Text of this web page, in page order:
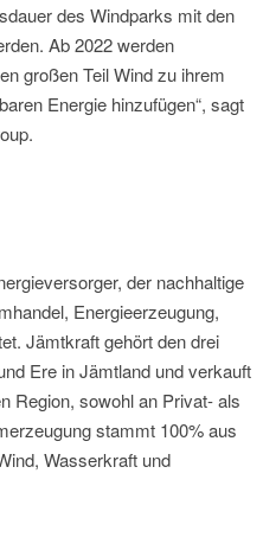
des Windparks mit den
Ab 2022 werden
großen Teil Wind zu ihrem
Energie hinzufügen“, sagt
der nachhaltige
Energieerzeugung,
Jämtkraft gehört den drei
Ere in Jämtland und verkauft
Region, sowohl an Privat- als
stammt 100% aus
Wasserkraft und